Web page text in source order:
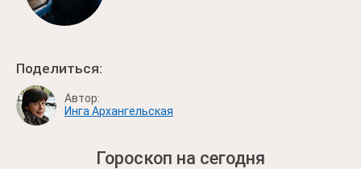
Поделиться:
Автор:
Инга Архангельская
Гороскоп на сегодня